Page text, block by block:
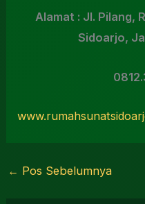
Alamat : Jl. Pilang,
Sidoarjo,
← Pos Sebelumnya